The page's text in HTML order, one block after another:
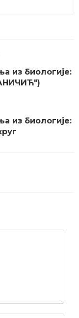
из биологије:
из биологије: